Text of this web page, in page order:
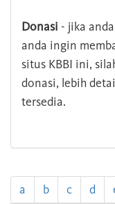
Donasi - jika
anda ingin
situs KBBI ini,
donasi, lebih
tersedia.
a b c d